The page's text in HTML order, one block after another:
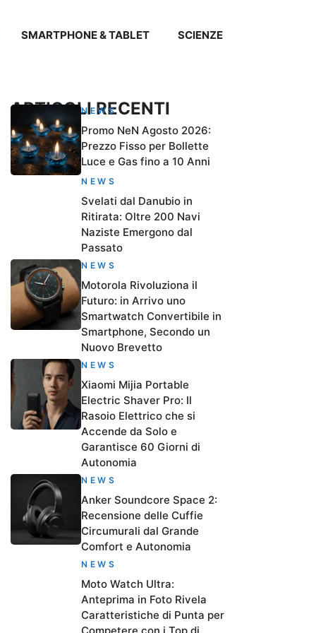
SMARTPHONE & TABLET SCIENZE
ARTICOLI RECENTI
NEWS
Promo NeN Agosto 2026:
Prezzo Fisso per Bollette
Luce e Gas fino a 10 Anni
NEWS
Svelati dal Danubio in
Ritirata: Oltre 200 Navi
Naziste Emergono dal
Passato
NEWS
Motorola Rivoluziona il
Futuro: in Arrivo uno
Smartwatch Convertibile in
Smartphone, Secondo un
Nuovo Brevetto
NEWS
Xiaomi Mijia Portable
Electric Shaver Pro: Il
Rasoio Elettrico che si
Accende da Solo e
Garantisce 60 Giorni di
Autonomia
NEWS
Anker Soundcore Space 2:
Recensione delle Cuffie
Circumurali dal Grande
Comfort e Autonomia
NEWS
Moto Watch Ultra:
Anteprima in Foto Rivela
Caratteristiche di Punta per